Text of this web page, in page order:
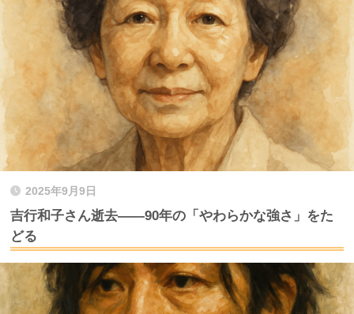
2025年9月9日
吉行和子さん逝去――90年の「やわらかな強さ」をた
どる